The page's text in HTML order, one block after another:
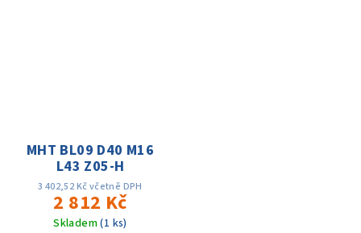
MHT BL09 D40 M16
L43 Z05-H
3 402,52 Kč včetně DPH
2 812 Kč
Skladem(1 ks)